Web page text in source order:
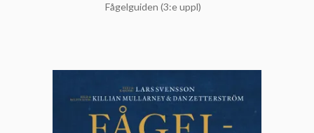
Fågelguiden (3:e uppl)